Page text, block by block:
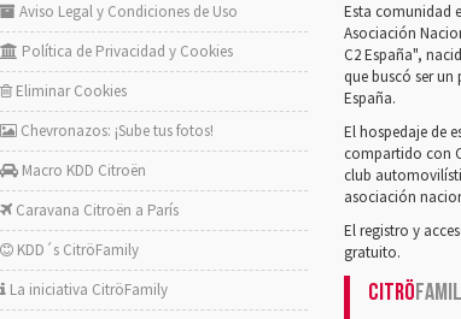
Aviso Legal y Condiciones de Uso
Política de Privacidad y Cookies
Eliminar Cookies
Chevronazos: ¡Sube tus fotos!
Macro KDD Citroën
Caravana Citroën a París
KDD´s CitröFamily
La iniciativa CitröFamily
Esta comunidad
Asociación
C2 España",
que buscó ser un
España.
El hospedaje de
compartido con
club
asociación
El registro y
gratuito.
Citrö